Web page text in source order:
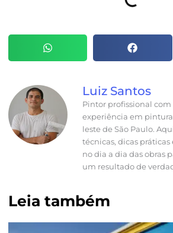
Luiz Santos
Pintor profissional com
experiência em
leste de São Paulo.
técnicas, dicas
no dia a dia das obras
um resultado de
Leia também